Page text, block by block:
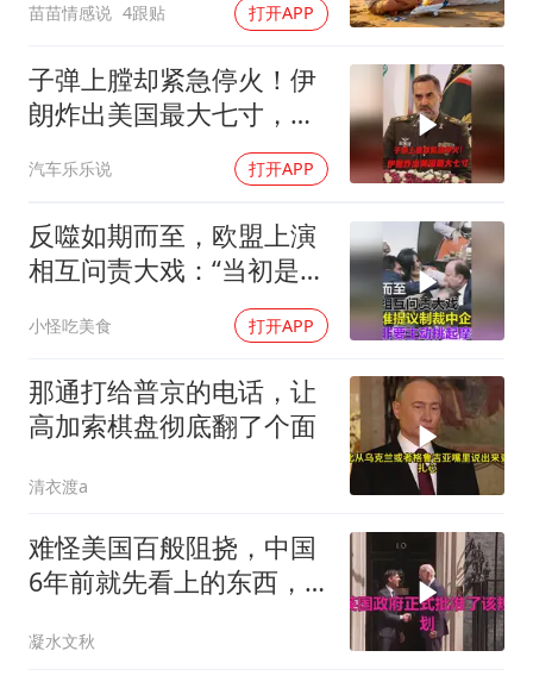
苗苗情感说 4跟贴 打开APP
子弹上膛却紧急停火！伊
朗炸出美国最大七寸，特
汽车乐乐说 打开APP
反噬如期而至，欧盟上演
相互问责大戏：“当初是谁
提议制裁中企的？”
小怪吃美食 打开APP
那通打给普京的电话，让
高加索棋盘彻底翻了个面
清衣渡a
难怪美国百般阻挠，中国
6年前就先看上的东西，
凝水文秋